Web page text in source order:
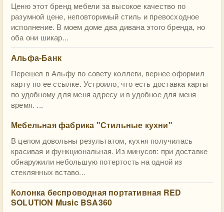
Ценю этот бренд мебели за высокое качество по
разумной цене, неповторимый стиль и превосходное
исполнение. В моем доме два дивана этого бренда, но
оба они шикар...
Альфа-Банк
Перешел в Альфу по совету коллеги, вернее оформил
карту по ее ссылке. Устроило, что есть доставка карты
по удобному для меня адресу и в удобное для меня
время. ...
Мебельная фабрика "Стильные кухни"
В целом довольны результатом, кухня получилась
красивая и функциональная. Из минусов: при доставке
обнаружили небольшую потертость на одной из
стеклянных вставо...
Колонка беспроводная портативная RED
SOLUTION Music BSA360